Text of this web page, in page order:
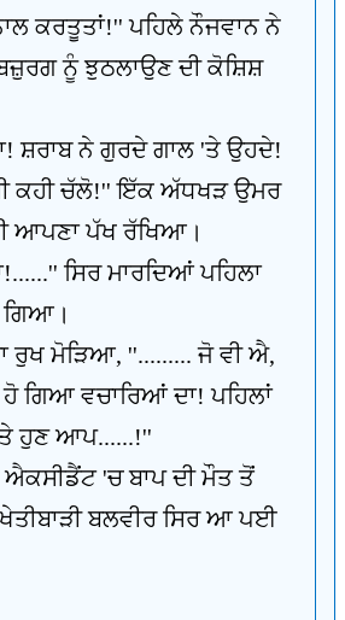
ਕਰਤੂਤਾਂ!'' ਪਹਿਲੇ ਨੌਜਵਾਨ ਨੇ
ਨੂੰ ਝੁਠਲਾਉਣ ਦੀ ਕੋਸ਼ਿਸ਼
ਸ਼ਰਾਬ ਨੇ ਗੁਰਦੇ ਗਾਲ 'ਤੇ ਉਹਦੇ!
ਕਹੀ ਚੱਲੋ!'' ਇੱਕ ਅੱਧਖੜ ਉਮਰ
ਆਪਣਾ ਪੱਖ ਰੱਖਿਆ।
ਸਿਰ ਮਾਰਦਿਆਂ ਪਹਿਲਾ
ਗਿਆ।
ਰੁਖ ਮੋੜਿਆ, ''......... ਜੋ ਵੀ ਐ,
ਗਿਆ ਵਚਾਰਿਆਂ ਦਾ! ਪਹਿਲਾਂ
ਹੁਣ ਆਪ......!''
ਐਕਸੀਡੈਂਟ 'ਚ ਬਾਪ ਦੀ ਮੌਤ ਤੋਂ
ਬਲਵੀਰ ਸਿਰ ਆ ਪਈ